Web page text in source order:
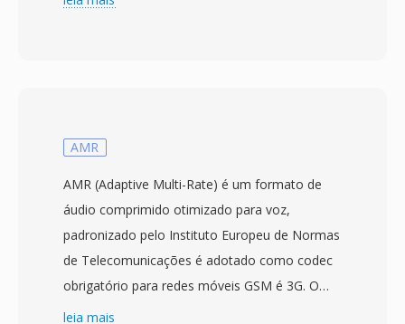
vídeo, áudio é legendas dentro de um único
HEVC até VP9 e AV1 para vídeo, é AAC, FLAC,
Opus é DTS para áudio. Um recurso de
destaque é o suporte abrangente a legendas,
lidando com formatos desde texto simples
SRT até legendas estilizadas complexas ASS é
AMR
AMR (Adaptive Multi-Rate) é um formato de
áudio comprimido otimizado para voz,
padronizado pelo Instituto Europeu de Normas
de Telecomunicações é adotado como codec
obrigatório para redes móveis GSM é 3G. O
codec alterna dinamicamente entre oito taxas
leia mais